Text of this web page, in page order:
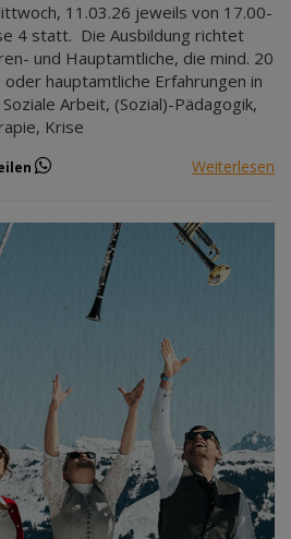
11.03.26 jeweils von 17.00-
4 statt. Die Ausbildung richtet
und Hauptamtliche, die mind. 20
oder hauptamtliche Erfahrungen in
Arbeit, (Sozial)-Pädagogik,
Krise
Weiterlesen